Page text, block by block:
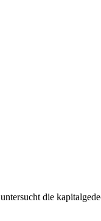
die